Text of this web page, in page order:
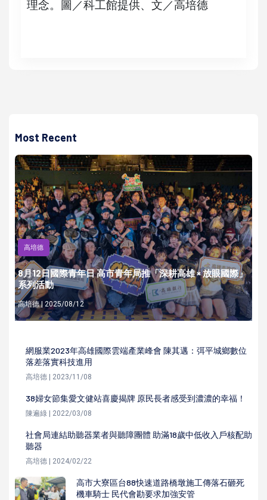
理念。圖／科工館提供、文／高培德
Most Recent
高培德
8月12日國際青年日 高市青年局推「深耕高雄 × 放眼國際」
系列活動
高培德 | 2025/08/12
網服業2023年高雄國際雲端產業峰會 陳其邁：弭平城鄉數位
落差落實科技進用
高培德 | 2023/11/08
38婦女節集愛文健站喜慶揭牌 原民長者感受到濃濃的幸福！
陳遍綠 | 2022/03/08
社會局連結助聽器業者與聽障團體 助滿18歲中低收入戶核配助
聽器
高培德 | 2024/02/22
高市大寮區台88快速道路橋墩施工傳落石砸死
機車騎士 民代會勘要求加強安管